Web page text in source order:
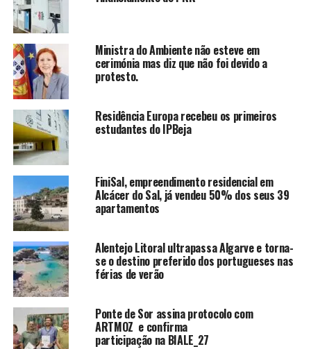
Ministra do Ambiente não esteve em
cerimónia mas diz que não foi devido a
protesto.
Residência Europa recebeu os primeiros
estudantes do IPBeja
FiniSal, empreendimento residencial em
Alcácer do Sal, já vendeu 50% dos seus 39
apartamentos
Alentejo Litoral ultrapassa Algarve e torna-
se o destino preferido dos portugueses nas
férias de verão
Ponte de Sor assina protocolo com
ARTMOZ e confirma
participação na BIALE_27